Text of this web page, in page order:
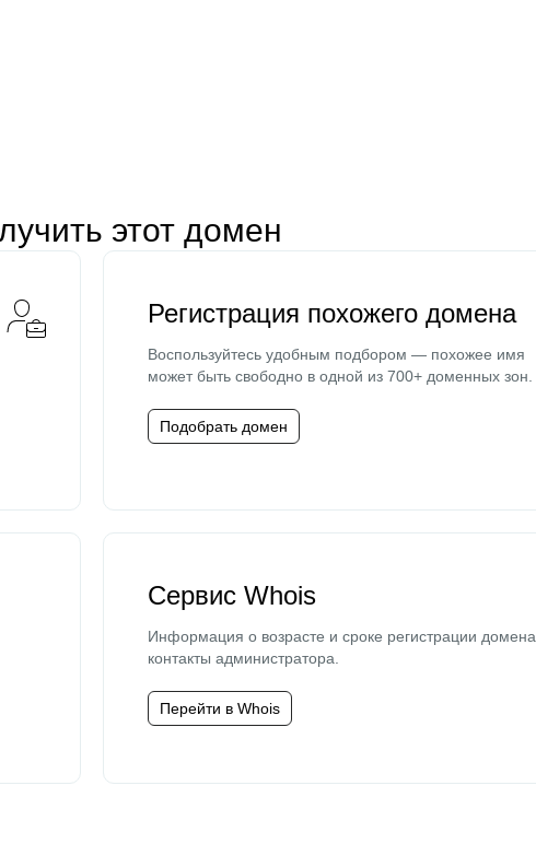
этот домен
Регистрация похожего домена
Воспользуйтесь удобным подбором — похожее имя
может быть свободно в одной из 700+ доменных зон.
Подобрать домен
Сервис Whois
Информация о возрасте и сроке регистрации домена,
контакты администратора.
Перейти в Whois